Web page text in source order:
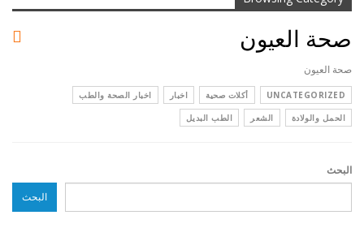
صحة العيون
صحة العيون
UNCATEGORIZED أكلات صحية اخبار
اخبار الصحة والطب
الحمل والولادة
الشعر الطب البديل
البحث
البحث